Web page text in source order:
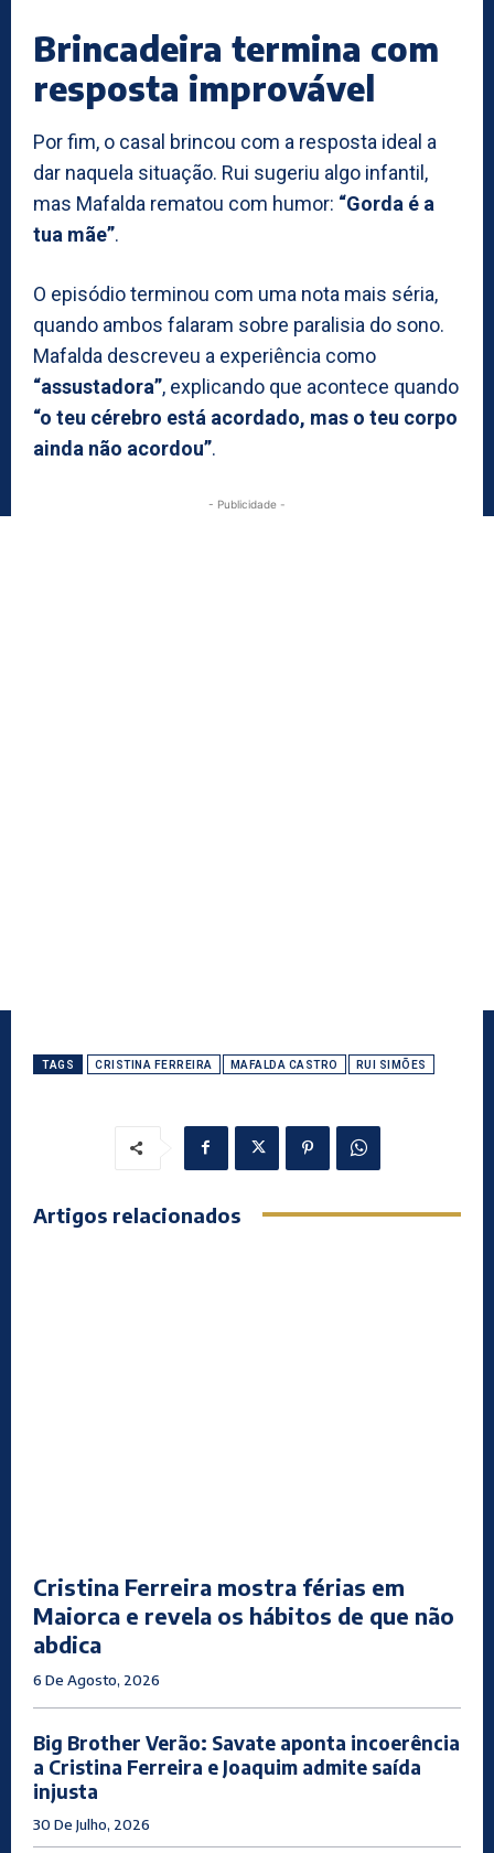
Brincadeira termina com
resposta improvável
Por fim, o casal brincou com a resposta ideal a
dar naquela situação. Rui sugeriu algo infantil,
mas Mafalda rematou com humor: “Gorda é a
tua mãe”.
O episódio terminou com uma nota mais séria,
quando ambos falaram sobre paralisia do sono.
Mafalda descreveu a experiência como
“assustadora”, explicando que acontece quando
“o teu cérebro está acordado, mas o teu corpo
ainda não acordou”.
- Publicidade -
TAGS CRISTINA FERREIRA MAFALDA CASTRO RUI SIMÕES
Artigos relacionados
Cristina Ferreira mostra férias em
Maiorca e revela os hábitos de que não
abdica
6 De Agosto, 2026
Big Brother Verão: Savate aponta incoerência
a Cristina Ferreira e Joaquim admite saída
injusta
30 De Julho, 2026